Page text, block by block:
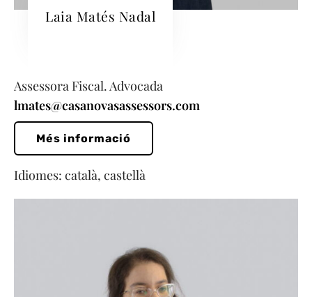
Laia Matés Nadal
Assessora Fiscal. Advocada
lmates@casanovasassessors.com
Més informació
Idiomes: català, castellà